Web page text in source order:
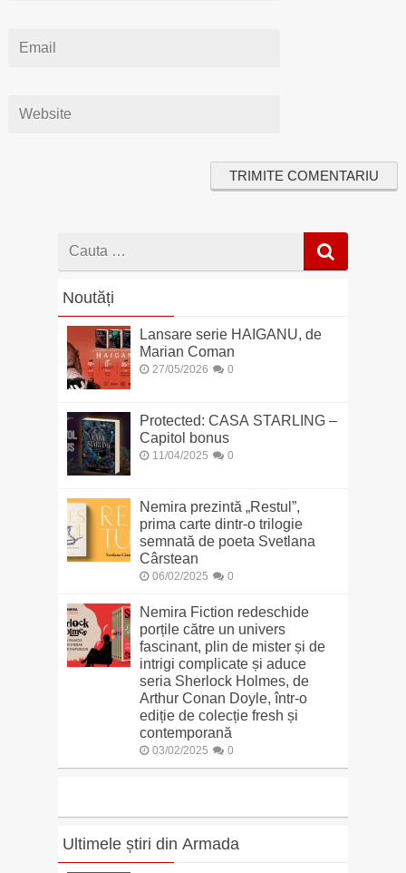
Cauta
Noutăți
Lansare serie HAIGANU, de
Marian Coman
27/05/2026 0
Protected: CASA STARLING –
Capitol bonus
11/04/2025 0
Nemira prezintă „Restul”,
prima carte dintr-o trilogie
semnată de poeta Svetlana
Cârstean
06/02/2025 0
Nemira Fiction redeschide
porțile către un univers
fascinant, plin de mister și de
intrigi complicate și aduce
seria Sherlock Holmes, de
Arthur Conan Doyle, într-o
ediție de colecție fresh și
contemporană
03/02/2025 0
Ultimele știri din Armada